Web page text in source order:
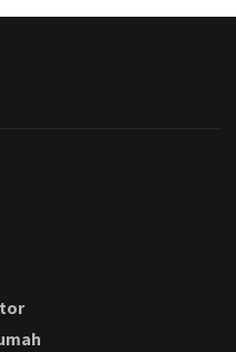
kira gimana ya